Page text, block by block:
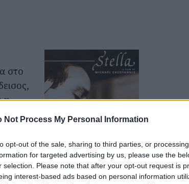
Not Process My Personal Information
opt-out of the sale, sharing to third parties, or
for targeted advertising by us, please use the
selection. Please note that after your opt-out request is
interest-based ads based on personal information
στο
η
μια
θα
πριν